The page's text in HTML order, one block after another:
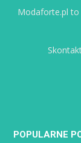
Modaforte.pl to
POPULARNE